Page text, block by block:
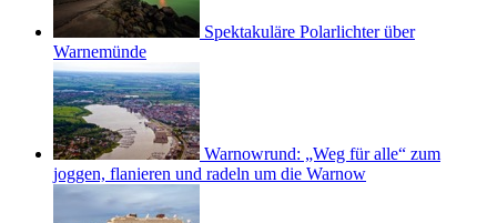
Spektakuläre Polarlichter über
Warnemünde
Warnowrund: „Weg für alle“ zum
joggen, flanieren und radeln um die Warnow